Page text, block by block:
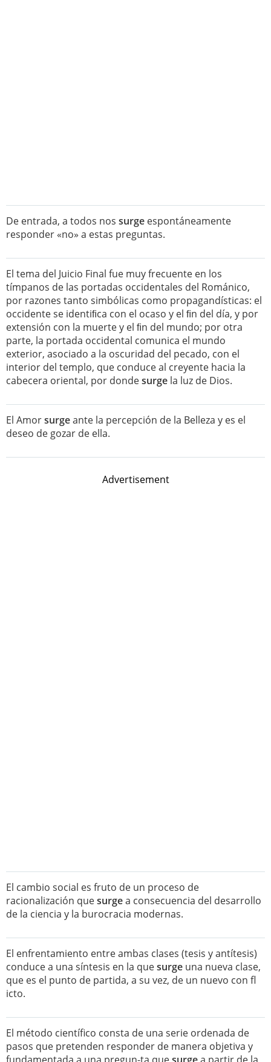
De entrada, a todos nos surge espontáneamente
responder «no» a estas preguntas.
El tema del Juicio Final fue muy frecuente en los
tímpanos de las portadas occidentales del Románico,
por razones tanto simbólicas como propagandísticas: el
occidente se identiﬁca con el ocaso y el ﬁn del día, y por
extensión con la muerte y el ﬁn del mundo; por otra
parte, la portada occidental comunica el mundo
exterior, asociado a la oscuridad del pecado, con el
interior del templo, que conduce al creyente hacia la
cabecera oriental, por dondesurge la luz de Dios.
El Amorsurgeante la percepción de la Belleza y es el
deseo de gozar de ella.
Advertisement
El cambio social es fruto de un proceso de
racionalización quesurgea consecuencia del desarrollo
de la ciencia y la burocracia modernas.
El enfrentamiento entre ambas clases (tesis y antítesis)
conduce a una síntesis en la quesurge una nueva clase,
que es el punto de partida, a su vez, de un nuevo con fl
icto.
El método científico consta de una serie ordenada de
pasos que pretenden responder de manera objetiva y